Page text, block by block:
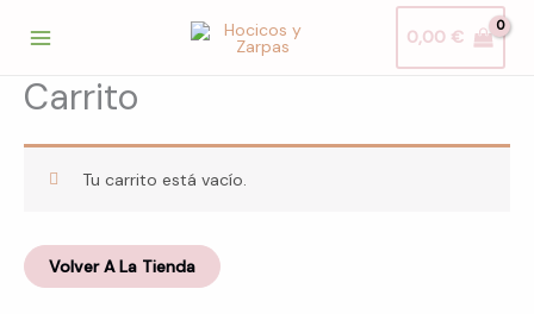
0,00 €
Carrito
Tu carrito está vacío.
Volver A La Tienda